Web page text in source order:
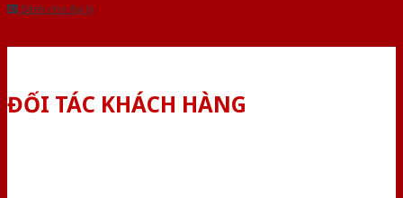
Dành cho đại lý
ĐỐI TÁC KHÁCH HÀNG